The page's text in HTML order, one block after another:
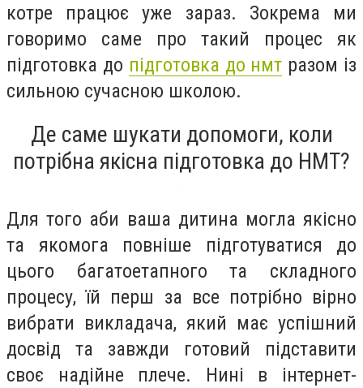
котре працює уже зараз. Зокрема ми
говоримо саме про такий процес як
підготовка до підготовка до нмт разом із
сильною сучасною школою.
Де саме шукати допомоги, коли
потрібна якісна підготовка до НМТ?
Для того аби ваша дитина могла якісно
та якомога повніше підготуватися до
цього багатоетапного та складного
процесу, їй перш за все потрібно вірно
вибрати викладача, який має успішний
досвід та завжди готовий підставити
своє надійне плече. Нині в інтернет-